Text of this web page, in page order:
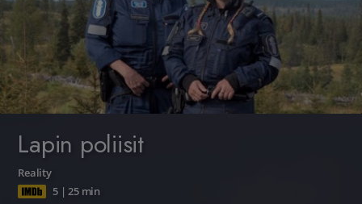
Lapin poliisit
Reality
5 |25 min